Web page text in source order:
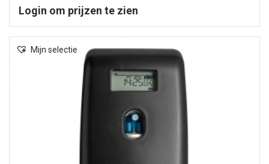
Login om prijzen te zien
Mijn selectie